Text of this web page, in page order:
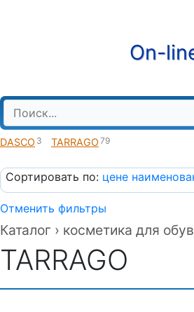
On-
DASCO 3 TARRAGO 79
Сортировать по: цене
Отменить фильтры
Каталог › косметика для
TARRAGO